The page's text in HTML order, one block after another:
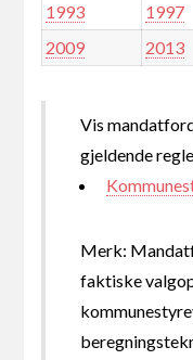
1993
1997
2009
2013
Vis
gjeldende
Merk:
faktiske